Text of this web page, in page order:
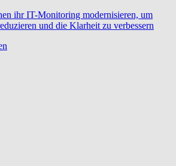
ihr IT-Monitoring modernisieren, um
und die Klarheit zu verbessern